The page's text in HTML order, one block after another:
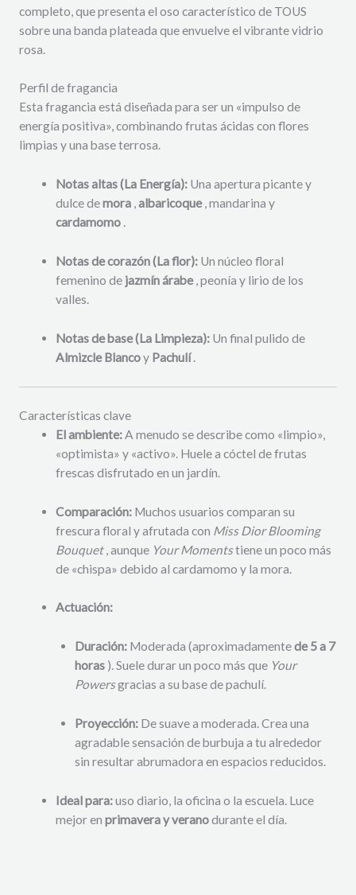
completo, que presenta el oso característico de TOUS
sobre una banda plateada que envuelve el vibrante vidrio
rosa.
Perfil de fragancia
Esta fragancia está diseñada para ser un «impulso de
energía positiva», combinando frutas ácidas con flores
limpias y una base terrosa.
Notas altas (La Energía): Una apertura picante y
dulce demora ,albaricoque, mandarina y
cardamomo .
Notas de corazón (La flor): Un núcleo floral
femenino de jazmín árabe, peonía y lirio de los
valles.
Notas de base (La Limpieza): Un final pulido de
Almizcle Blancoy Pachulí.
Características clave
El ambiente:A menudo se describe como «limpio»,
«optimista» y «activo». Huele a cóctel de frutas
frescas disfrutado en un jardín.
Comparación: Muchos usuarios comparan su
frescura floral y afrutada con Miss Dior Blooming
Bouquet, aunque Your Momentstiene un poco más
de «chispa» debido al cardamomo y la mora.
Actuación:
Duración:Moderada (aproximadamentede 5 a 7
horas). Suele durar un poco más que Your
Powersgracias a su base de pachulí.
Proyección:De suave a moderada. Crea una
agradable sensación de burbuja a tu alrededor
sin resultar abrumadora en espacios reducidos.
Ideal para:uso diario, la oficina o la escuela. Luce
mejor enprimavera y veranodurante el día.